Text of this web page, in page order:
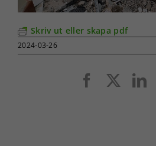
Skriv ut eller skapa pdf
2024-03-26
Facebook